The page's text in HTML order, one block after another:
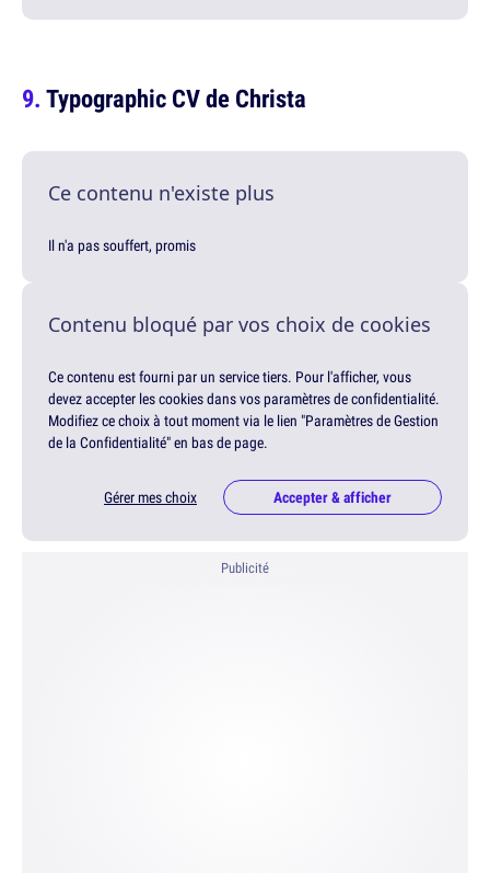
Typographic CV de Christa
Ce contenu n'existe plus
Il n'a pas souffert, promis
Contenu bloqué par vos choix de cookies
Ce contenu est fourni par un service tiers. Pour l'afficher, vous
devez accepter les cookies dans vos paramètres de confidentialité.
Modifiez ce choix à tout moment via le lien "Paramètres de Gestion
de la Confidentialité" en bas de page.
Gérer mes choix Accepter & afficher
Publicité